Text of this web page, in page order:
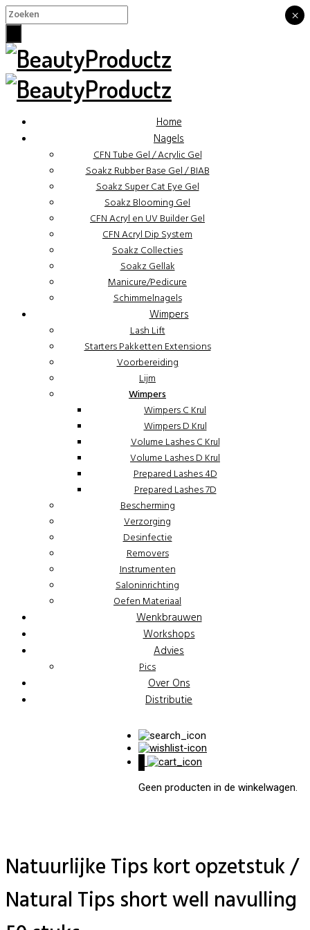
Home
Nagels
CFN Tube Gel / Acrylic Gel
Soakz Rubber Base Gel / BIAB
Soakz Super Cat Eye Gel
Soakz Blooming Gel
CFN Acryl en UV Builder Gel
CFN Acryl Dip System
Soakz Collecties
Soakz Gellak
Manicure/Pedicure
Schimmelnagels
Wimpers
Lash Lift
Starters Pakketten Extensions
Voorbereiding
Lijm
Wimpers
Wimpers C Krul
Wimpers D Krul
Volume Lashes C Krul
Volume Lashes D Krul
Prepared Lashes 4D
Prepared Lashes 7D
Bescherming
Verzorging
Desinfectie
Removers
Instrumenten
Saloninrichting
Oefen Materiaal
Wenkbrauwen
Workshops
Advies
Pics
Over Ons
Distributie
Geen producten in de winkelwagen.
Natuurlijke Tips kort opzetstuk /
Natural Tips short well navulling
×